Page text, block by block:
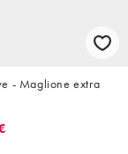
- Maglione extra